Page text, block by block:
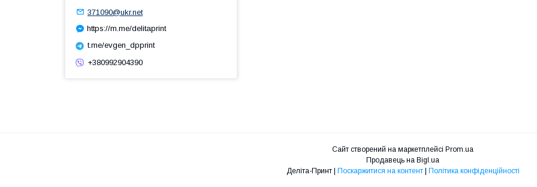
371090@ukr.net
https://m.me/delitaprint
t.me/evgen_dpprint
+380992904390
Сайт створений на маркетплейсі Prom.ua
Продавець на Bigl.ua
Поскаржитися на контент Політика конфіденційності